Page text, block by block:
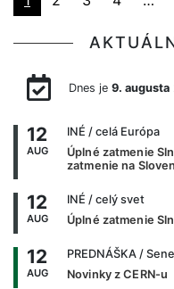
Dnes je 9. augusta
12
AUG
INÉ / celá Európa
Úplné zatmenie
zatmenie na
12
AUG
INÉ / celý svet
Úplné zatmenie
12
AUG
PREDNÁŠKA /
Novinky z CERN-u